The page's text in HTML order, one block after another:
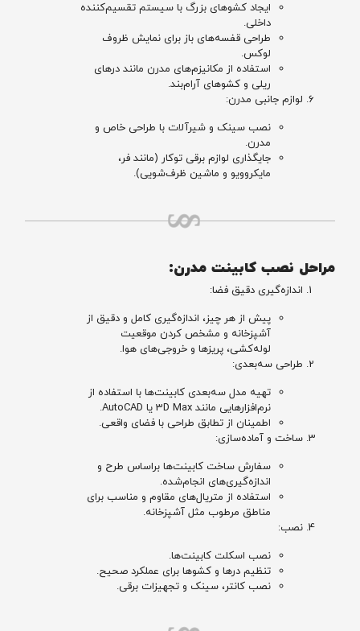
ایجاد کشوهای بزرگ با سیستم تقسیم‌کننده
داخلی.
طراحی قفسه‌های باز برای نمایش ظروف
لوکس.
استفاده از مکانیزم‌های مدرن مانند درهای
ریلی و کشوهای آرام‌بند.
لوازم جانبی مدرن:
نصب سینک و شیرآلات با طراحی خاص و
مدرن.
جایگذاری لوازم برقی توکار (مانند فر،
مایکروویو و ماشین ظرف‌شویی).
مراحل نصب کابینت مدرن:
اندازه‌گیری دقیق فضا:
پیش از هر چیز، اندازه‌گیری کامل و دقیق از
آشپزخانه و مشخص کردن موقعیت
لوله‌کشی، پریزها و خروجی‌های هوا.
طراحی سه‌بعدی:
تهیه مدل سه‌بعدی کابینت‌ها با استفاده از
نرم‌افزارهایی مانند 3D Max یا AutoCAD.
اطمینان از تطابق طراحی با فضای واقعی.
ساخت و آماده‌سازی:
سفارش ساخت کابینت‌ها براساس طرح و
اندازه‌گیری‌های انجام‌شده.
استفاده از متریال‌های مقاوم و مناسب برای
مناطق مرطوب مثل آشپزخانه.
نصب:
نصب اسکلت کابینت‌ها.
تنظیم درها و کشوها برای عملکرد صحیح.
نصب کانتر، سینک و تجهیزات برقی.